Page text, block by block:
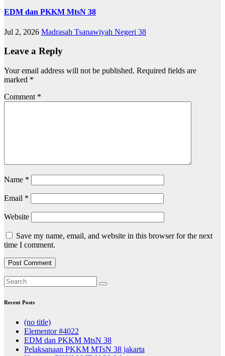
EDM dan PKKM MtsN 38
Jul 2, 2026 Madrasah Tsanawiyah Negeri 38
Leave a Reply
Your email address will not be published. Required fields are
marked *
Comment *
Name *
Email *
Website
Save my name, email, and website in this browser for the next
time I comment.
Recent Posts
(no title)
Elementor #4022
EDM dan PKKM MtsN 38
Pelaksanaan PKKM MTsN 38 jakarta